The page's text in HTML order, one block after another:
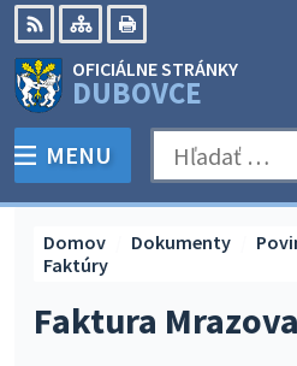
Preskočiť
na
obsah
RSS Mapa
OFICIÁLNE STRÁNKY
DUBOVCE
PREPNÚŤ
MENU Hľadať:
Faktura
Domov Dokumenty
Faktúry